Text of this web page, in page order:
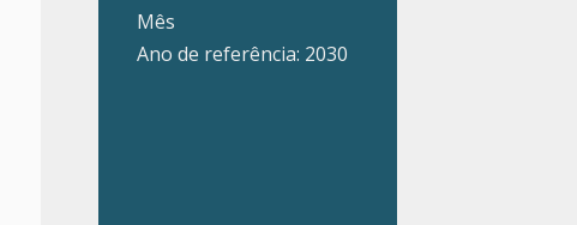
Mês
Ano de referência: 2030